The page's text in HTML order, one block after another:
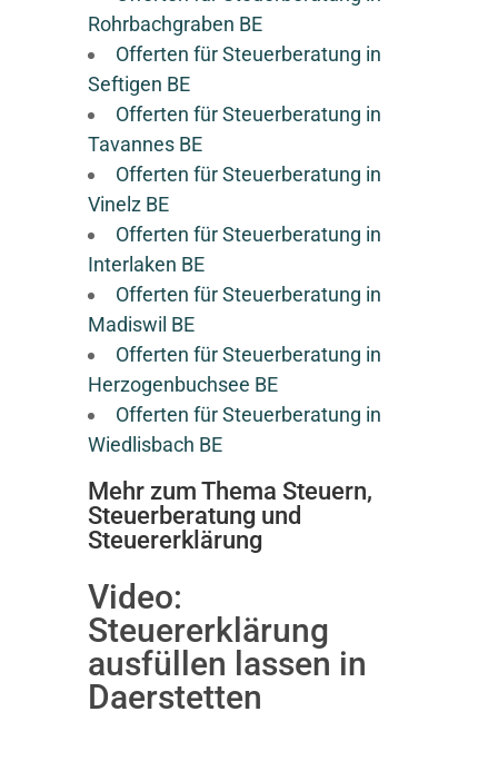
Rohrbachgraben BE
Offerten für Steuerberatung in
Seftigen BE
Offerten für Steuerberatung in
Tavannes BE
Offerten für Steuerberatung in
Vinelz BE
Offerten für Steuerberatung in
Interlaken BE
Offerten für Steuerberatung in
Madiswil BE
Offerten für Steuerberatung in
Herzogenbuchsee BE
Offerten für Steuerberatung in
Wiedlisbach BE
Mehr zum Thema Steuern,
Steuerberatung und
Steuererklärung
Video:
Steuererklärung
ausfüllen lassen in
Daerstetten